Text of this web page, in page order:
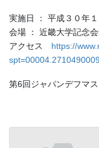
実施日 ： 平成３０年１
会場 ： 近畿大学記念
アクセス https://
第6回ジャパンデフマ